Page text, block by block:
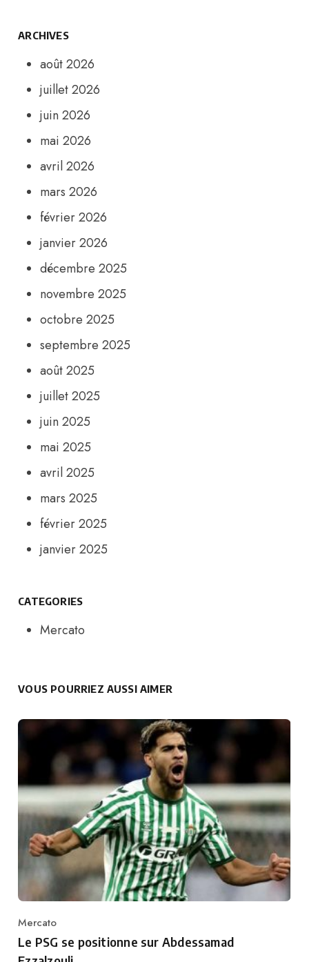
ARCHIVES
août 2026
juillet 2026
juin 2026
mai 2026
avril 2026
mars 2026
février 2026
janvier 2026
décembre 2025
novembre 2025
octobre 2025
septembre 2025
août 2025
juillet 2025
juin 2025
mai 2025
avril 2025
mars 2025
février 2025
janvier 2025
CATEGORIES
Mercato
VOUS POURRIEZ AUSSI AIMER
Category
Mercato
Le PSG se positionne sur Abdessamad